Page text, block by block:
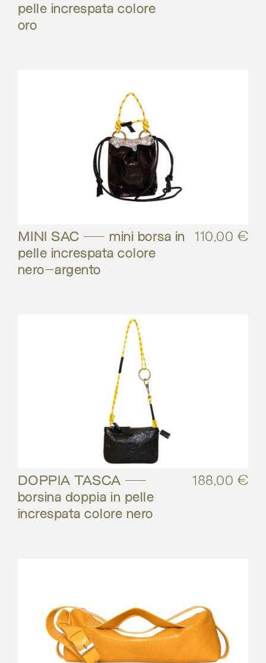
pelle increspata colore
oro
MINI SAC – mini borsa in
pelle increspata colore
nero-argento
110,00 €
DOPPIA TASCA –
borsina doppia in pelle
increspata colore nero
188,00 €